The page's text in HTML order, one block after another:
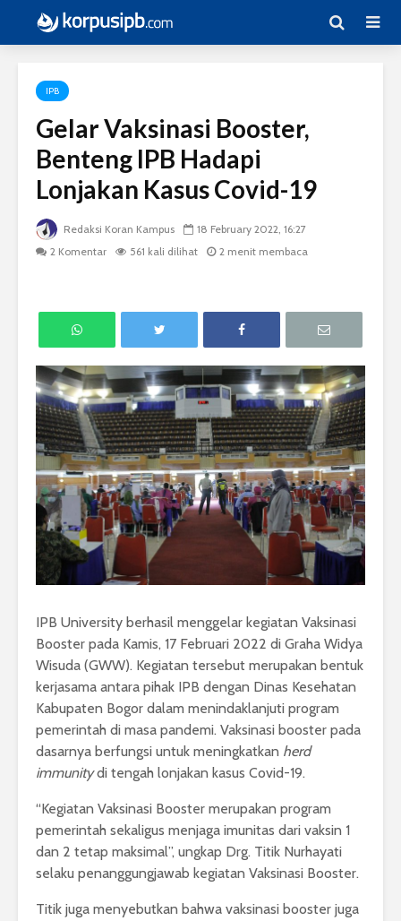
IPB
Gelar Vaksinasi Booster,
Benteng IPB Hadapi
Lonjakan Kasus Covid-19
Redaksi Koran Kampus
18 February 2022, 16:27
2 Komentar
561 kali dilihat 2 menit membaca
IPB University berhasil menggelar kegiatan Vaksinasi
Booster pada Kamis, 17 Februari 2022 di Graha Widya
Wisuda (GWW). Kegiatan tersebut merupakan bentuk
kerjasama antara pihak IPB dengan Dinas Kesehatan
Kabupaten Bogor dalam menindaklanjuti program
pemerintah di masa pandemi. Vaksinasi booster pada
dasarnya berfungsi untuk meningkatkan herd
immunitydi tengah lonjakan kasus Covid-19.
“Kegiatan Vaksinasi Booster merupakan program
pemerintah sekaligus menjaga imunitas dari vaksin 1
dan 2 tetap maksimal”, ungkap Drg. Titik Nurhayati
selaku penanggungjawab kegiatan Vaksinasi Booster.
Titik juga menyebutkan bahwa vaksinasi booster juga